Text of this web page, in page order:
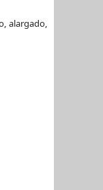
alargado,